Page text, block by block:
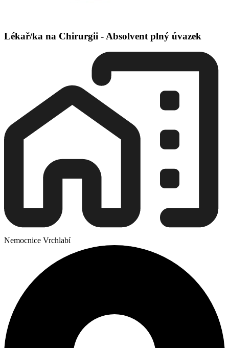
Lékař/ka na Chirurgii - Absolvent plný úvazek
Nemocnice Vrchlabí